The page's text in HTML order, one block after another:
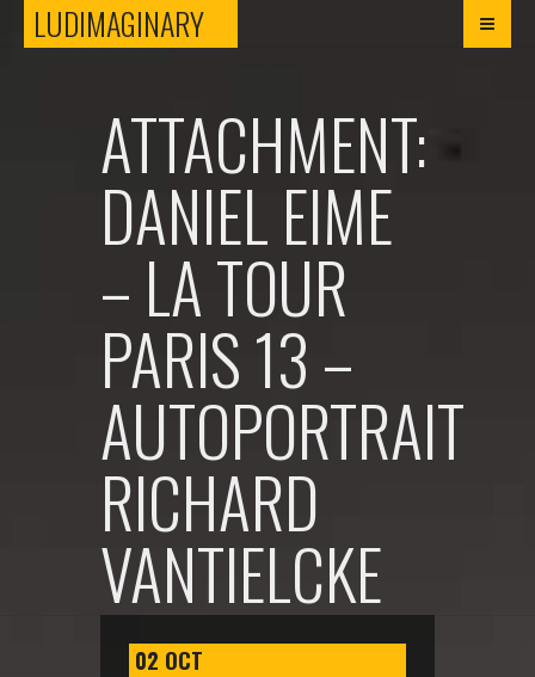
LUDIMAGINARYLUDIMAGINARY
ATTACHMENT:
DANIEL EIME
– LA TOUR
PARIS 13 –
AUTOPORTRAIT
RICHARD
VANTIELCKE
02 OCT